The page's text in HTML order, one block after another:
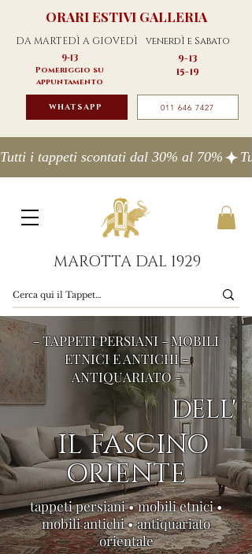
ORARI ESTIVI GALLERIA
DA MARTEDÌ A GIOVEDÌ venerdÌ e Sabato
9-13
Pomeriggio su
appuntamento
9-13
15-19
WHATSAPP 011 646 7427
Tutti i tappeti scontati dal 30% al 70%
MAROTTA DAL 1929
- TAPPETI PERSIANI - MOBILI
ETNICI E ANTICHI -
ANTIQUARIATO -
DELL'
IL FASCINO
ORIENTE
tappeti persiani • mobili etnici •
mobili antichi • antiquariato
orientale